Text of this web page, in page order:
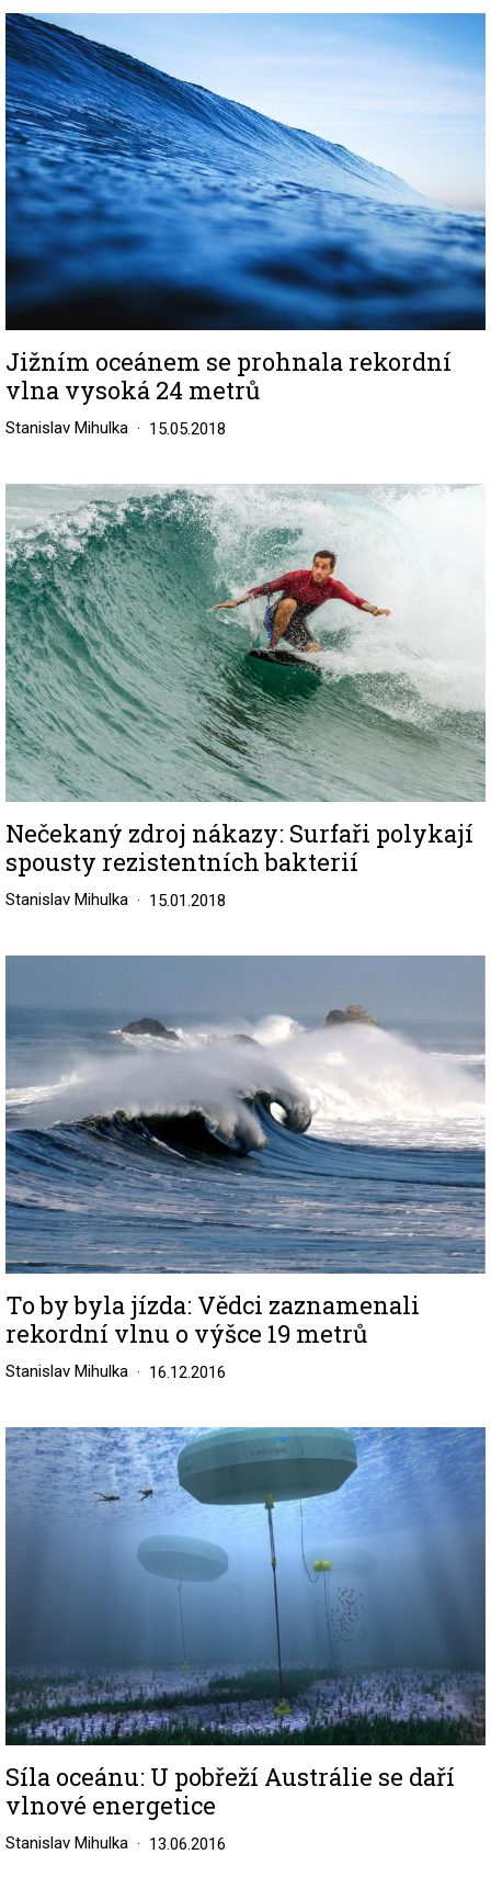
Image
Jižním oceánem se prohnala rekordní
vlna vysoká 24 metrů
Stanislav Mihulka 15.05.2018
Image
Nečekaný zdroj nákazy: Surfaři polykají
spousty rezistentních bakterií
Stanislav Mihulka 15.01.2018
To by byla jízda: Vědci zaznamenali
rekordní vlnu o výšce 19 metrů
Stanislav Mihulka 16.12.2016
Image
Síla oceánu: U pobřeží Austrálie se daří
vlnové energetice
Stanislav Mihulka 13.06.2016